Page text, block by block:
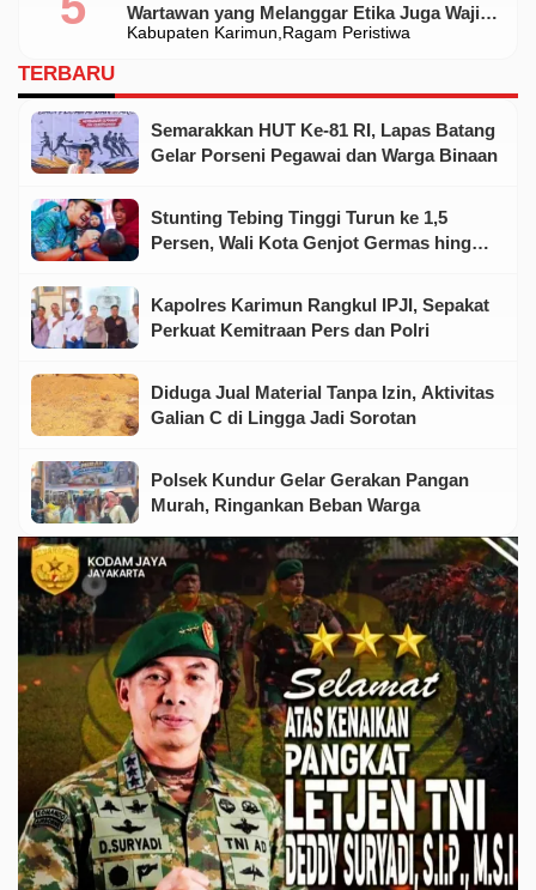
Kabupaten Karimun Ragam Peristiwa
Wartawan yang Melanggar Etika Juga Wajib
Dikoreksi
TERBARU
Semarakkan HUT Ke-81 RI, Lapas Batang
Gelar Porseni Pegawai dan Warga Binaan
Stunting Tebing Tinggi Turun ke 1,5
Persen, Wali Kota Genjot Germas hingga
Kapolres Karimun Rangkul IPJI, Sepakat
Perkuat Kemitraan Pers dan Polri
Diduga Jual Material Tanpa Izin, Aktivitas
Galian C di Lingga Jadi Sorotan
Polsek Kundur Gelar Gerakan Pangan
Murah, Ringankan Beban Warga